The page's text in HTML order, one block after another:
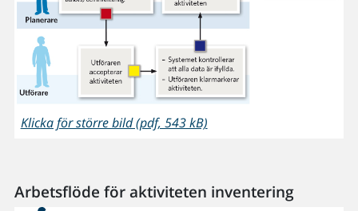
Klicka för större bild (pdf, 543 kB)
Arbetsflöde för aktiviteten inventering